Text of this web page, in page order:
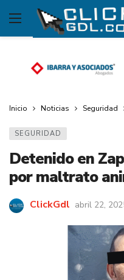
Inicio Noticias Seguridad
SEGURIDAD
Detenido en
por maltrato
ClickGdl abril 22,